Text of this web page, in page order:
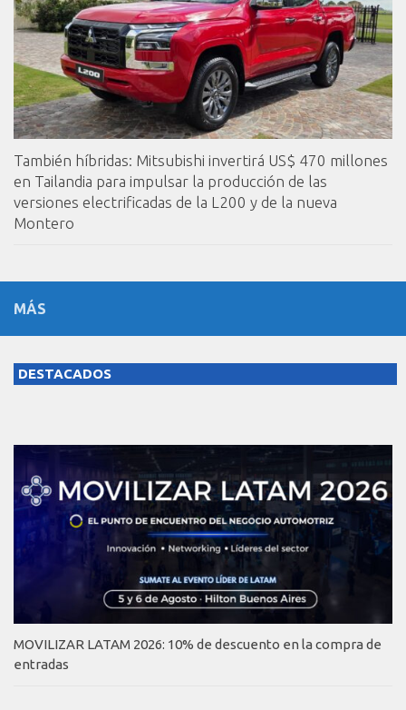
También híbridas: Mitsubishi invertirá US$ 470 millones
en Tailandia para impulsar la producción de las
versiones electrificadas de la L200 y de la nueva
Montero
MÁS
DESTACADOS
MOVILIZAR LATAM 2026: 10% de descuento en la compra de
entradas